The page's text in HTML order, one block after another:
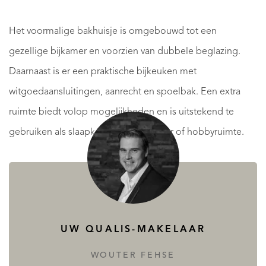
Het voormalige bakhuisje is omgebouwd tot een
gezellige bijkamer en voorzien van dubbele beglazing.
Daarnaast is er een praktische bijkeuken met
witgoedaansluitingen, aanrecht en spoelbak. Een extra
ruimte biedt volop mogelijkheden en is uitstekend te
gebruiken als slaapkamer, thuiskantoor of hobbyruimte.
Via de lange hal met vaste kastenwand bereik je de royale
master bedroom met badkamer en suite. Deze complete
Japans toilet en mechanische ventilatie. Verder is er nog
een tweede slaapkamer aanwezig.
UW QUALIS-MAKELAAR
WOUTER FEHSE